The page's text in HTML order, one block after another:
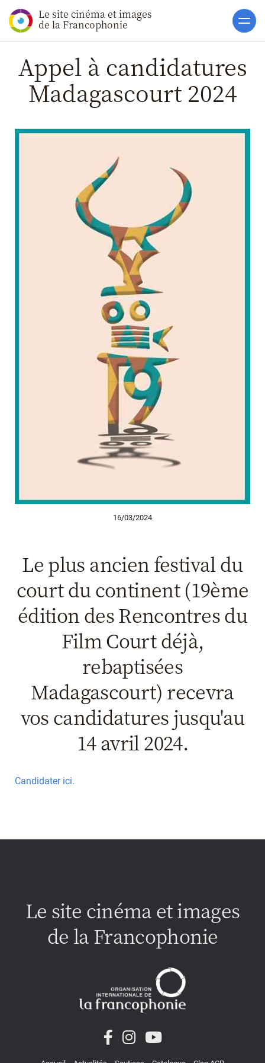
Le site cinéma et images
de la Francophonie Accueil
Actualités
Gros Plans
La vie du secteur
Catalogue
Clap ACP
Boites à
Accès pro
Appel à candidatures
Madagascourt 2024
16/03/2024
Le plus ancien festival du
court du continent (19ème
édition des Rencontres du
Film Court déjà,
rebaptisées
Madagascourt) recevra
vos candidatures jusqu'au
14 avril 2024.
Candidater ici.
Le site cinéma et images
de la Francophonie